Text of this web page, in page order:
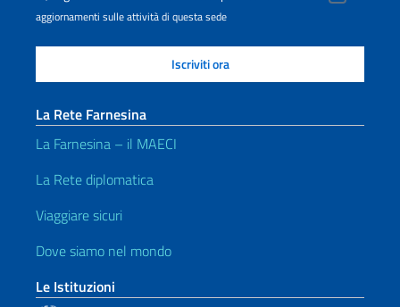
aggiornamenti sulle attività di questa sede
La Rete Farnesina
La Farnesina – il MAECI
La Rete diplomatica
Viaggiare sicuri
Dove siamo nel mondo
Le Istituzioni